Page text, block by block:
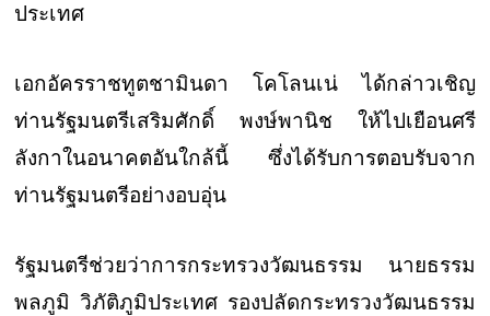
ประเทศ
เอกอัครราชทูตชามินดา โคโลนเน่ ได้กล่าวเชิญ
ท่านรัฐมนตรีเสริมศักดิ์ พงษ์พานิช ให้ไปเยือนศรี
ลังกาในอนาคตอันใกล้นี้ ซึ่งได้รับการตอบรับจาก
ท่านรัฐมนตรีอย่างอบอุ่น
รัฐมนตรีช่วยว่าการกระทรวงวัฒนธรรม นายธรรม
พลภูมิ วิภัติภูมิประเทศ รองปลัดกระทรวงวัฒนธรรม